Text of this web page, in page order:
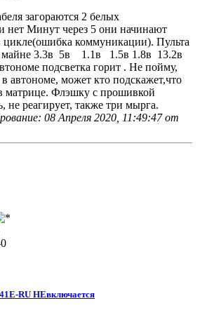
загораются 2 белых
нет Минут через 5 они начинают
цикле(ошибка коммуникации). Пульта
майне 3.3в 5в 1.1в 1.5в 1.8в 13.2в
подсветка горит . Не пойму,
автономе, может кто подскажет,что
матрице. Флэшку с прошивкой
не реагирует, также три мырга.
08 Апреля 2020, 11:49:47 от
RU НЕвключается